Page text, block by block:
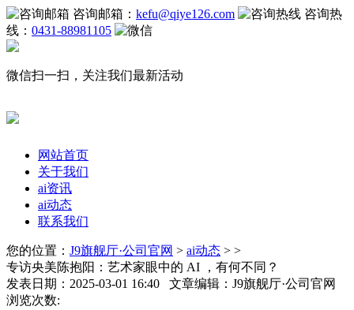
咨询邮箱： kefu@qiye126.com
咨询热
线： 0431-88981105
微信扫一扫，关注我们最新活动
网站首页
关于我们
ai资讯
ai动态
联系我们
您的位置： J9旗舰厅·公司官网 > ai动态 > >
专访央美陈抱阳：艺术家眼中的 AI ，有何不同？
发表日期：2025-03-01 16:40 文章编辑：J9旗舰厅·公司官网
浏览次数: